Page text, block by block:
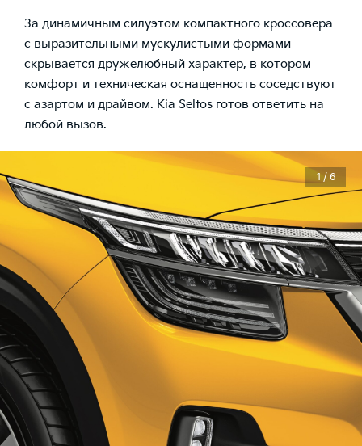
За динамичным силуэтом компактного кроссовера
с выразительными мускулистыми формами
скрывается дружелюбный характер, в котором
комфорт и техническая оснащенность соседствуют
с азартом и драйвом. Kia Seltos готов ответить на
любой вызов.
1 / 6